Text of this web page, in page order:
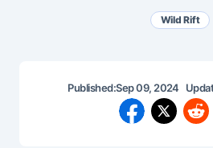
Wild Rift
Published:Sep 09, 2024